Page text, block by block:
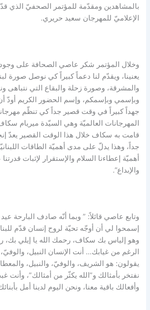
بالمشاهدين ومقدّمة للمؤتمر الصحفيّ الذي
الإعلاميّ للمهرجان سعيد حريري.
وخلال المؤتمر شكر عاصي الصحافة على
يعنينا، ويقدّم لنا دعماً كبيراً كي نوصل صورة
والمشرقة، وصورة زحلة والبقاع التي نتباهى
وبإسمي وبإسمكم، وإسم الحضور الكريم أودّ
جهداً كبيراً في وقت قصير جداً كي تنظّم
المهرجانات العالميّة وهي السيّدة ميريام
قامت به سكاف خلال هذا الوقت القصير يعدّ
جداً، وهذا يدلّ على مدى أهميّة الطاقات
أهميّة إعطاءنا السلام والإستقرار لإثبات
والإبداع”.
وتابع عاصي قائلاً: ” وبما أنّه صادف البارحة
إسمحوا لي أن أوجّه تحيّة لروح إنسان قدّم
وهو إلياس بك سكاف، رحمك الله يا إيلي بك،
الرغم من غيابك… أنت الإنسان النبيل،
يقولون: هو الشريف، والوفيّ، والنبيل،
نفتخر بأمثالك و”الله يكثّر من أمثالك”،
وأفعالك باقية معنا، ونحن اليوم لدينا أمل